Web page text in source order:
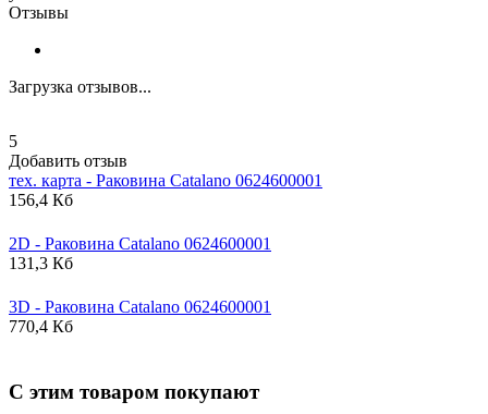
Отзывы
Загрузка отзывов...
5
Добавить отзыв
тех. карта - Раковина Catalano 0624600001
156,4 Кб
2D - Раковина Catalano 0624600001
131,3 Кб
3D - Раковина Catalano 0624600001
770,4 Кб
С этим товаром покупают